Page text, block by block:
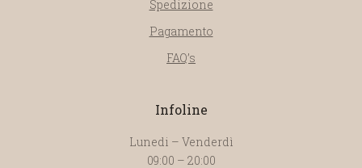
Spedizione
Pagamento
FAQ’s
Infoline
Lunedi – Venderdì
09:00 – 20:00